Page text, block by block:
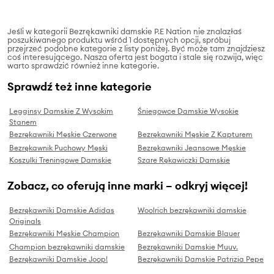
Jeśli w kategorii Bezrękawniki damskie P.E Nation nie znalazłaś
poszukiwanego produktu wśród 1 dostępnych opcji, spróbuj
przejrzeć podobne kategorie z listy poniżej. Być może tam znajdziesz
coś interesującego. Nasza oferta jest bogata i stale się rozwija, więc
warto sprawdzić również inne kategorie.
Sprawdź też inne kategorie
Legginsy Damskie Z Wysokim
Stanem
Śniegowce Damskie Wysokie
Bezrękawniki Męskie Czerwone
Bezrękawniki Męskie Z Kapturem
Bezrękawnik Puchowy Męski
Bezrękawniki Jeansowe Męskie
Koszulki Treningowe Damskie
Szare Rękawiczki Damskie
Zobacz, co oferują inne marki – odkryj więcej!
Bezrękawniki Damskie Adidas
Originals
Woolrich bezrękawniki damskie
Bezrękawniki Męskie Champion
Bezrękawniki Damskie Blauer
Champion bezrękawniki damskie
Bezrękawniki Damskie Muuv.
Bezrękawniki Damskie Joop!
Bezrękawniki Damskie Patrizia Pepe